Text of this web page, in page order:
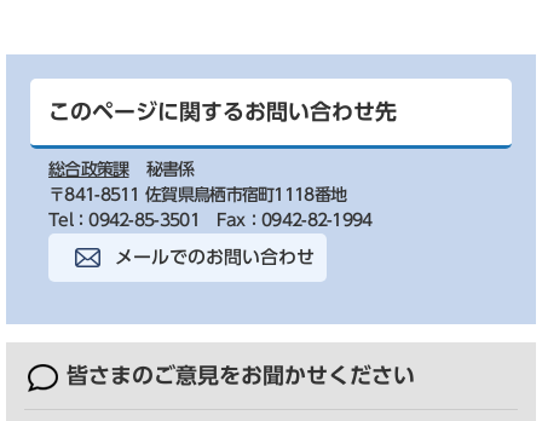
このページに関するお問い合わせ先
総合政策課
秘書係
〒841-8511 佐賀県鳥栖市宿町1118番地
Tel：0942-85-3501
Fax：0942-82-1994
メールでのお問い合わせ
皆さまのご意見をお聞かせください